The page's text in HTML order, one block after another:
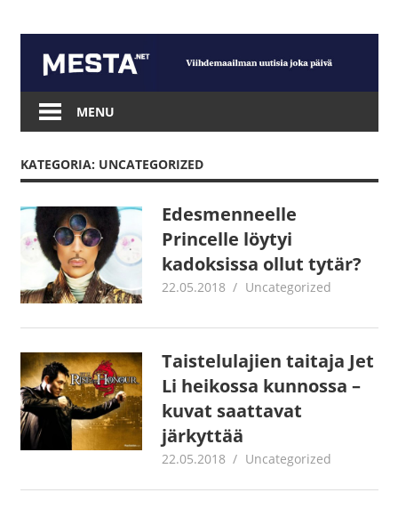
content
Mesta.net
MENU
KATEGORIA: UNCATEGORIZED
Edesmenneelle
Princelle löytyi
kadoksissa ollut tytär?
22.05.2018 Juha Kaunisto
Uncategorized
Taistelulajien taitaja Jet
Li heikossa kunnossa –
kuvat saattavat
järkyttää
22.05.2018 Juha Kaunisto
Uncategorized